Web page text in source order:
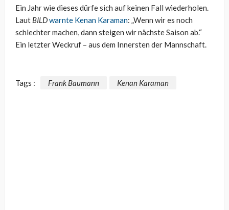
Ein Jahr wie dieses dürfe sich auf keinen Fall wiederholen.
Laut BILDwarnte Kenan Karaman: „Wenn wir es noch
schlechter machen, dann steigen wir nächste Saison ab.“
Ein letzter Weckruf – aus dem Innersten der Mannschaft.
Tags : Frank Baumann Kenan Karaman